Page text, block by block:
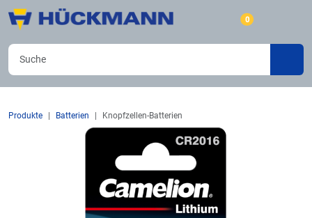
0
Produkte Batterien Knopfzellen-Batterien